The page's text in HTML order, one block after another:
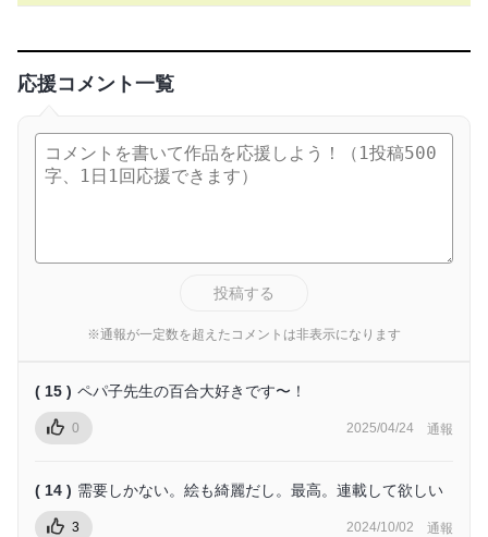
応援コメント一覧
投稿する
※通報が一定数を超えたコメントは非表示になります
( 15 ) ペパ子先生の百合大好きです〜！
0 2025/04/24 通報
( 14 ) 需要しかない。絵も綺麗だし。最高。連載して欲しい
3 2024/10/02 通報